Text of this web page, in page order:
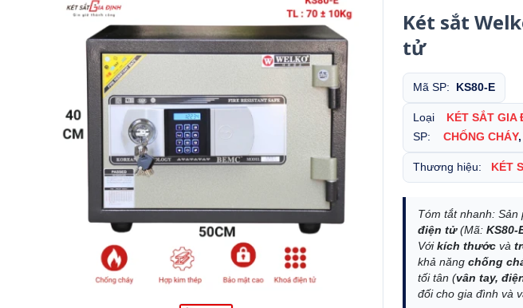
Két sắt
tử
Mã SP: KS80-E
Loại
SP:
KÉT SẮT GIA
CHỐNG CHÁY,
Thương hiệu: KÉT
Tóm tắt nhanh:
điện tử(Mã:KS80-
Vớikích thước và
khả năngchống
tối tân (vân tay,
đối cho gia đình và